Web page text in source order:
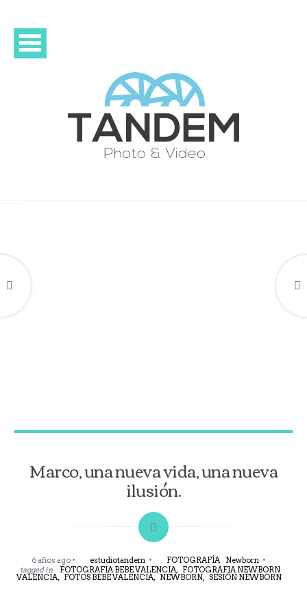
Marco, una nueva vida, una nueva
ilusión.
6 años ago estudiotandem FOTOGRAFÍA
Newborn
tagged in
FOTOGRAFIA BEBE VALENCIA, FOTOGRAFIA NEWBORN
VALENCIA, FOTOS BEBE VALENCIA, NEWBORN, SESIÓN NEWBORN